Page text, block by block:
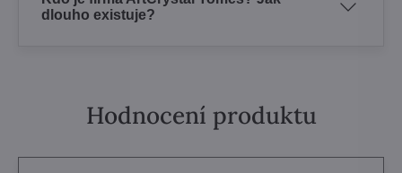
dlouho existuje?
Hodnocení produktu